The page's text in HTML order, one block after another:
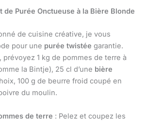
de Purée Onctueuse à la Bière Blonde
de cuisine créative, je vous
pour une purée twistée garantie.
prévoyez 1 kg de pommes de terre à
la Bintje), 25 cl d’une bière
100 g de beurre froid coupé en
du moulin.
de terre : Pelez et coupez les